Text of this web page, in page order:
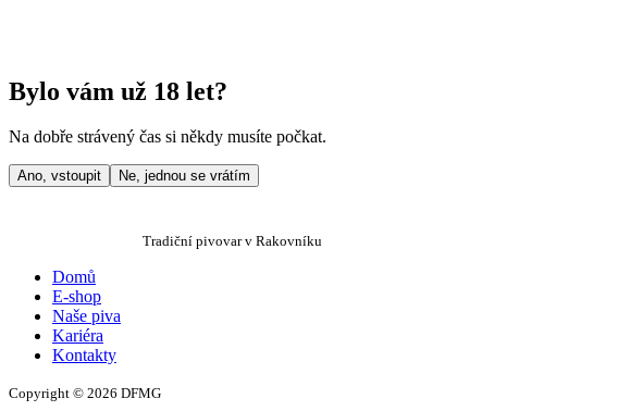
Bylo vám už 18 let?
Na dobře strávený čas si někdy musíte počkat.
Ano, vstoupit Ne, jednou se vrátím
Tradiční pivovar v Rakovníku
Domů
E-shop
Naše piva
Kariéra
Kontakty
Copyright © 2026 DFMG